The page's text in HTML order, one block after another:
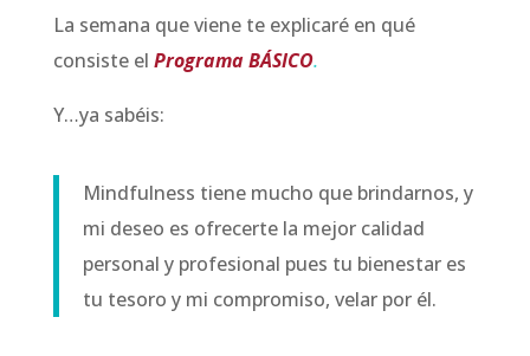
La semana que viene te explicaré en qué
consiste el Programa BÁSICO.
Y…ya sabéis:
Mindfulness tiene mucho que brindarnos, y
mi deseo es ofrecerte la mejor calidad
personal y profesional pues tu bienestar es
tu tesoro y mi compromiso, velar por él.